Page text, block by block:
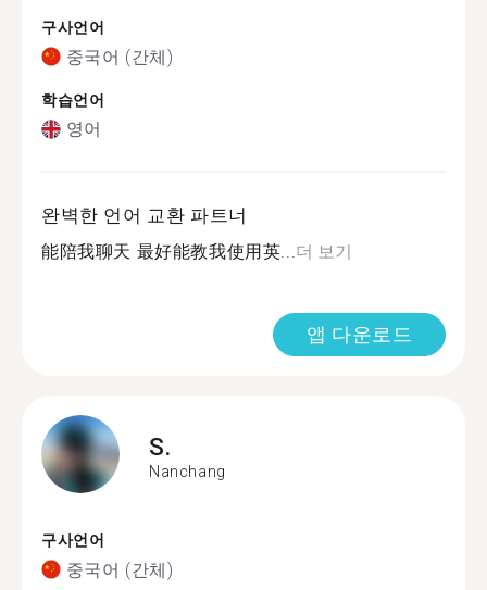
구사언어
중국어 (간체)
학습언어
영어
완벽한 언어 교환 파트너
能陪我聊天 最好能教我使用英...더 보기
앱 다운로드
S.
Nanchang
구사언어
중국어 (간체)